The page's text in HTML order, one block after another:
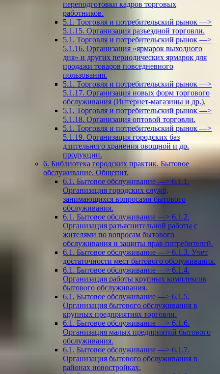
переподготовки кадров торговых
работников.
5.1. Торговля и потребительский рынок —>
5.1.15. Организация разъездной торговли.
5.1. Торговля и потребительский рынок —>
5.1.16. Организация «ярмарок выходного
дня» и других периодических ярмарок для
продажи товаров повседневного
пользования.
5.1. Торговля и потребительский рынок —>
5.1.17. Организация новых форм торгового
обслуживания (Интернет-магазины и др.).
5.1. Торговля и потребительский рынок —>
5.1.18. Организация оптовой торговли.
5.1. Торговля и потребительский рынок —>
5.1.19. Организация городских баз
длительного хранения овощной и др.
продукции.
6. Библиотека городских практик. Бытовое
обслуживание. Общепит.
6.1. Бытовое обслуживание —> 6.1.1.
Организация городских служб,
занимающихся вопросами бытового
обслуживания.
6.1. Бытовое обслуживание —> 6.1.2.
Организация разъяснительной работы с
жителями по вопросам бытового
обслуживания и защиты прав потребителей.
6.1. Бытовое обслуживание —> 6.1.3. Учет
достаточности мест бытового обслуживания.
6.1. Бытовое обслуживание —> 6.1.4.
Организация работы крупных комплексов
бытового обслуживания.
6.1. Бытовое обслуживание —> 6.1.5.
Организация бытового обслуживания в
крупных предприятиях торговли.
6.1. Бытовое обслуживание —> 6.1.6.
Организация малых предприятий бытового
обслуживания.
6.1. Бытовое обслуживание —> 6.1.7.
Организация бытового обслуживания в
районах новостройках.